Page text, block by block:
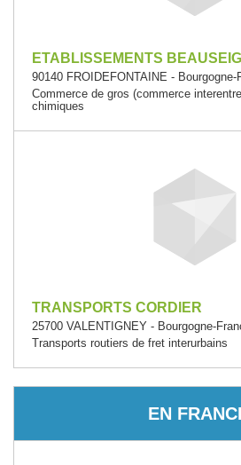
ETABLISSEMENTS
90140 FROIDEFONTAINE - Bourgogne-
Commerce de gros (commerce
chimiques
TRANSPORTS CORDIER
25700 VALENTIGNEY - Bourgogne-
Transports routiers de fret interurbains
EN